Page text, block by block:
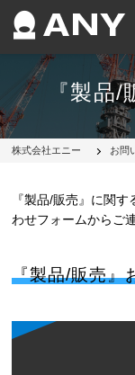
『製品
株式会社エニー お問
『製品/販売』に関
わせフォームからご
『製品/販売』